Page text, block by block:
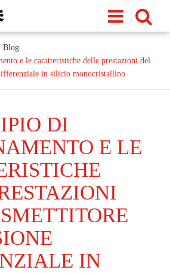
Blog
e le caratteristiche delle prestazioni del
in silicio monocristallino
DI
E LE
IN